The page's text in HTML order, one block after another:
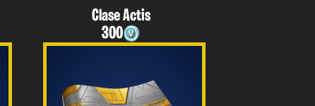
Clase Actis
300